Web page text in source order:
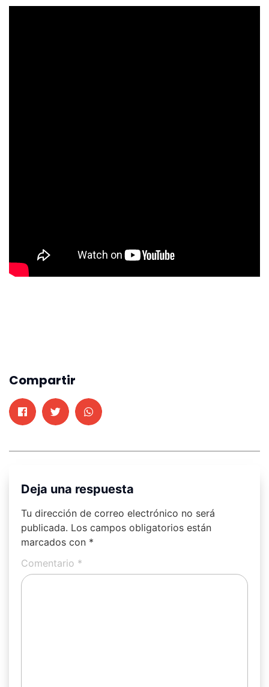
Compartir
Deja una respuesta
Tu dirección de correo electrónico no será
publicada. Los campos obligatorios están
marcados con *
Comentario *